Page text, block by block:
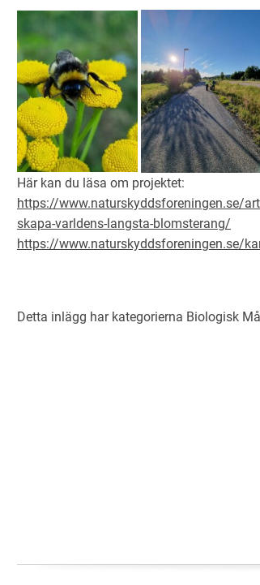
Här kan du läsa om projektet:
https://www.naturskyddsforeningen.se/
skapa-varldens-langsta-blomsterang/
https://www.naturskyddsforeningen.se/
Detta inlägg har kategorierna Biologisk